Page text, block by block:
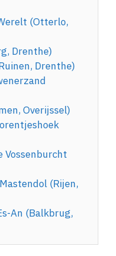
(Otterlo,
Drenthe)
Drenthe)
Overijssel)
Vossenburcht
(Rijen,
An (Balkbrug,